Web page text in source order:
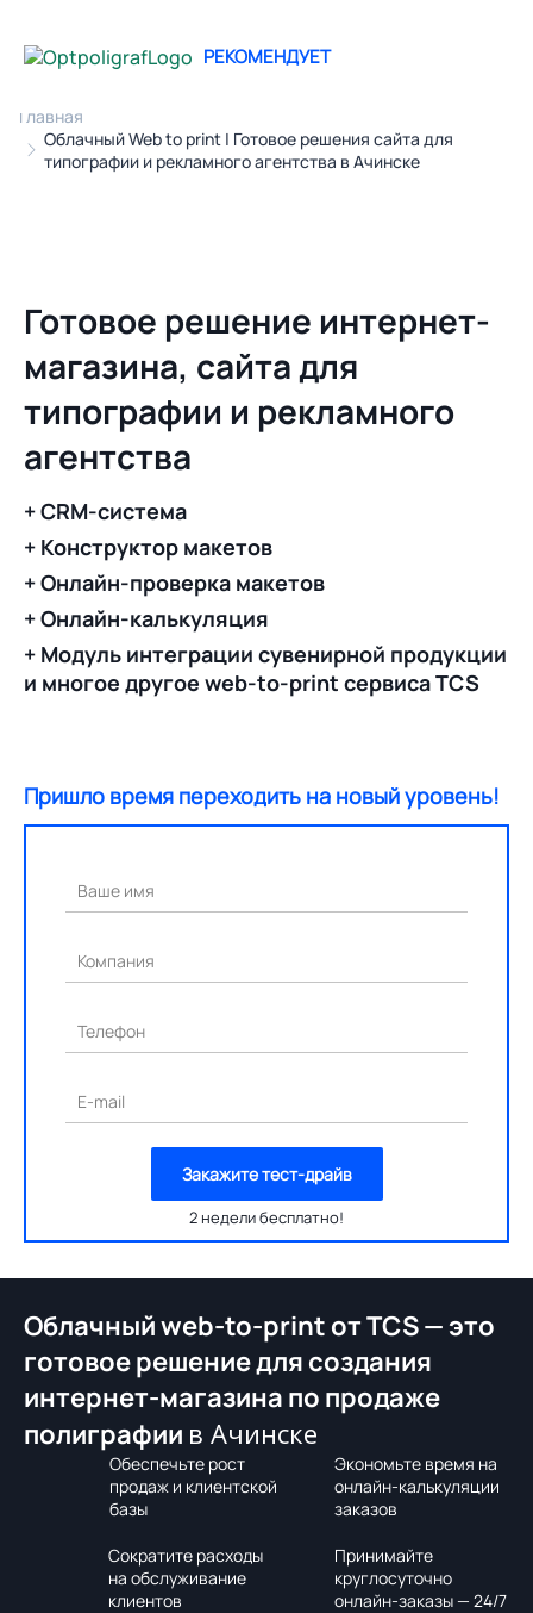
Главная
Облачный Web to print | Готовое решения сайта для
типографии и рекламного агентства в Ачинске
РЕКОМЕНДУЕТ
Готовое решение интернет-
магазина, сайта для
типографии и рекламного
агентства
+ CRM-система
+ Конструктор макетов
+ Онлайн-проверка макетов
+ Онлайн-калькуляция
+ Модуль интеграции сувенирной продукции
и многое другое web-to-print сервиса TCS
Пришло время переходить на новый уровень!
Ваше имя
Компания
Телефон
E-mail
Закажите тест-драйв
2 недели бесплатно!
Облачный web-to-print от TCS — это
готовое решение для создания
интернет-магазина по продаже
полиграфии в Ачинске
Обеспечьте рост
продаж и клиентской
базы
Экономьте время на
онлайн-калькуляции
заказов
Сократите расходы
на обслуживание
клиентов
Принимайте
круглосуточно
онлайн-заказы — 24/7